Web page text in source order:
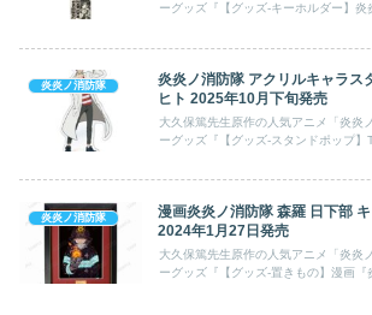
ーグッズ『【グッズ-キーホルダー】炎
炎炎ノ消防隊
炎炎ノ消防隊 アクリルキャラス
ヒト 2025年10月下旬発売
大久保篤先生原作の人気アニメ「炎炎
ーグッズ『【グッズ-スタンドポップ】
炎炎ノ消防隊
漫画炎炎ノ消防隊 森羅 日下部
2024年1月27日発売
大久保篤先生原作の人気アニメ「炎炎
ーグッズ『【グッズ-置きもの】漫画『